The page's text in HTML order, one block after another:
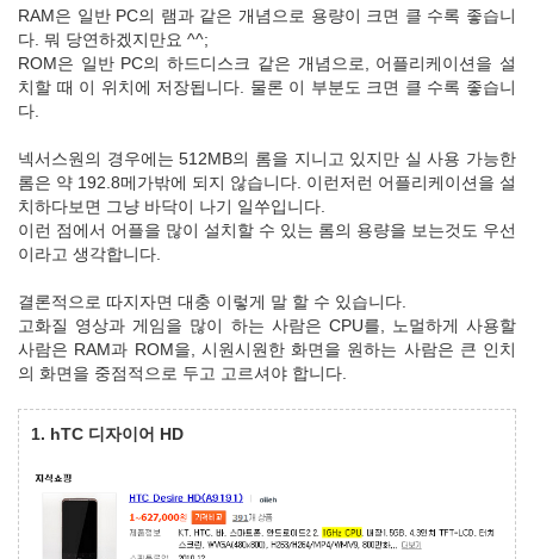
RAM은 일반 PC의 램과 같은 개념으로 용량이 크면 클 수록 좋습니
다. 뭐 당연하겠지만요 ^^;
ROM은 일반 PC의 하드디스크 같은 개념으로, 어플리케이션을 설
치할 때 이 위치에 저장됩니다. 물론 이 부분도 크면 클 수록 좋습니
다.
넥서스원의 경우에는 512MB의 롬을 지니고 있지만 실 사용 가능한
롬은 약 192.8메가밖에 되지 않습니다. 이런저런 어플리케이션을 설
치하다보면 그냥 바닥이 나기 일쑤입니다.
이런 점에서 어플을 많이 설치할 수 있는 롬의 용량을 보는것도 우선
이라고 생각합니다.
결론적으로 따지자면 대충 이렇게 말 할 수 있습니다.
고화질 영상과 게임을 많이 하는 사람은 CPU를, 노멀하게 사용할
사람은 RAM과 ROM을, 시원시원한 화면을 원하는 사람은 큰 인치
의 화면을 중점적으로 두고 고르셔야 합니다.
1. hTC 디자이어 HD